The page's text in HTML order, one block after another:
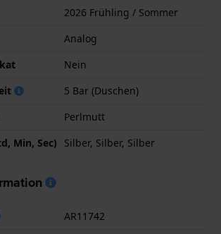
2026 Frühling / Sommer
Analog
Nein
5 Bar (Duschen)
Perlmutt
Min, Sec)
Silber, Silber, Silber
AR11742